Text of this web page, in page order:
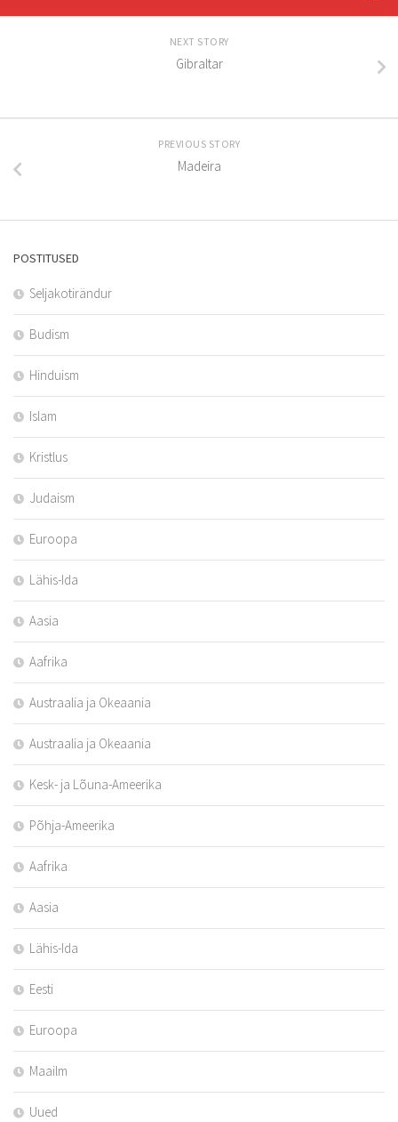
NEXT STORY
Gibraltar
PREVIOUS STORY
Madeira
POSTITUSED
Seljakotirändur
Budism
Hinduism
Islam
Kristlus
Judaism
Euroopa
Lähis-Ida
Aasia
Aafrika
Austraalia ja Okeaania
Austraalia ja Okeaania
Kesk- ja Lõuna-Ameerika
Põhja-Ameerika
Aafrika
Aasia
Lähis-Ida
Eesti
Euroopa
Maailm
Uued